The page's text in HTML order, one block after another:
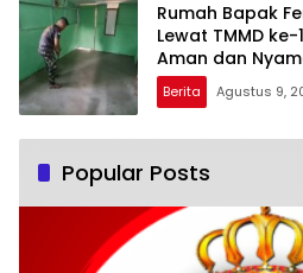
Rumah Bapak
Lewat TMMD
Aman dan
Berita Agustus 9,
Popular Posts